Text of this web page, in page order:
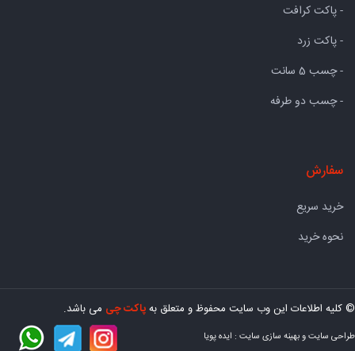
- پاکت کرافت
- پاکت زرد
- چسب 5 سانت
- چسب دو طرفه
سفارش
خرید سریع
نحوه خرید
© کلیه اطلاعات این وب سایت محفوظ و متعلق بهپاکت چی می باشد.
طراحی سایتوبهینه سازی سایت : ایده پویا